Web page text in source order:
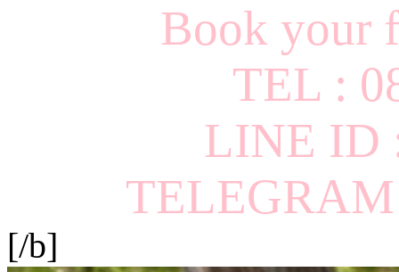
Book your
TEL :
LINE ID
[/b]